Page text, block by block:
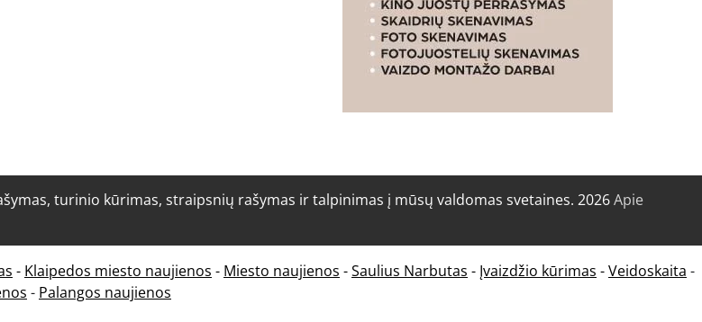
rašymas, turinio kūrimas, straipsnių rašymas ir talpinimas į mūsų valdomas svetaines. 2026Apie
- Klaipedos miesto naujienos - Miesto naujienos -Saulius Narbutas - Įvaizdžio kūrimas -Veidoskaita -
- Palangos naujienos